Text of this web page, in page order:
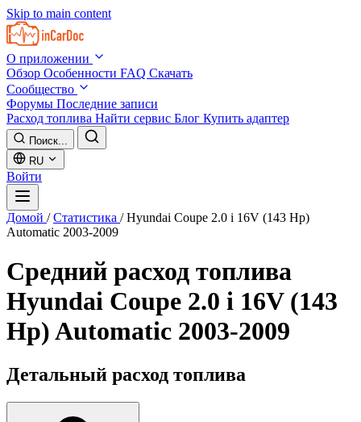
Skip to main content
О приложении
Обзор Особенности FAQ Скачать
Сообщество
Форумы Последние записи
Расход топлива Найти сервис Блог Купить адаптер
Поиск...
RU
Войти
Домой / Статистика / Hyundai Coupe 2.0 i 16V (143 Hp)
Automatic 2003-2009
Средний расход топлива
Hyundai Coupe 2.0 i 16V (143
Hp) Automatic 2003-2009
Детальный расход топлива